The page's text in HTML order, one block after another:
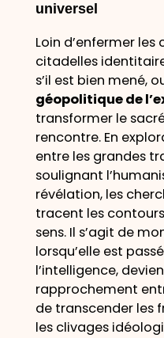
universel
Loin d’enfermer
citadelles
s’il est bien mené,
géopolitique de
transformer le
rencontre. En
entre les grandes
soulignant
révélation, les
tracent les
sens. Il s’agit de
lorsqu’elle est
l’intelligence,
rapprochement
de transcender les
les clivages